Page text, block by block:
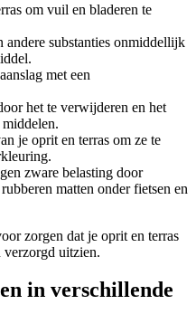
om vuil en bladeren te
substanties onmiddellijk
met een
het te verwijderen en het
je oprit en terras om ze te
zware belasting door
matten onder fietsen en
zorgen dat je oprit en terras
verzorgd uitzien.
in verschillende